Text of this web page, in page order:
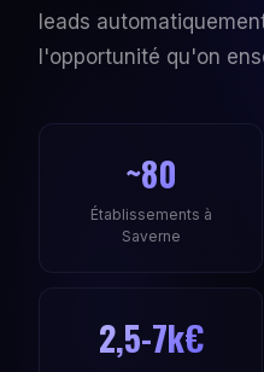
leads
l'opportunité qu'on
~80
Établissements à
Saverne
2,5-7k€